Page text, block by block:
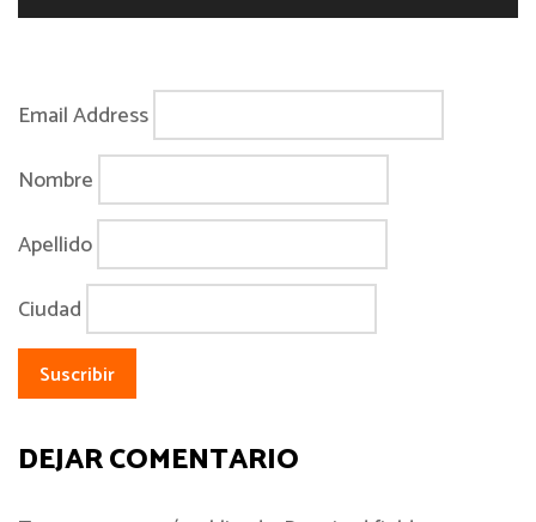
Email Address
Nombre
Apellido
Ciudad
DEJAR COMENTARIO